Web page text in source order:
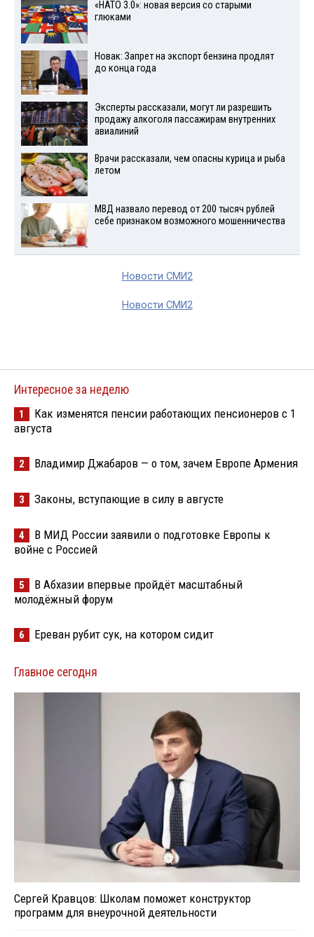
«НАТО 3.0»: новая версия со старыми
глюками
Новак: Запрет на экспорт бензина продлят
до конца года
Эксперты рассказали, могут ли разрешить
продажу алкоголя пассажирам внутренних
авиалиний
Врачи рассказали, чем опасны курица и рыба
летом
МВД назвало перевод от 200 тысяч рублей
себе признаком возможного мошенничества
Новости СМИ2
Новости СМИ2
Интересное за неделю
1
Как изменятся пенсии работающих пенсионеров с 1
августа
2 Владимир Джабаров — о том, зачем Европе Армения
3 Законы, вступающие в силу в августе
4
В МИД России заявили о подготовке Европы к
войне с Россией
5
В Абхазии впервые пройдёт масштабный
молодёжный форум
6 Ереван рубит сук, на котором сидит
Главное сегодня
Сергей Кравцов: Школам поможет конструктор
программ для внеурочной деятельности